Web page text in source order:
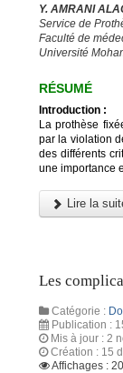
Y. AMRANI
Service de
Faculté de
Université
RÉSUMÉ
Introduction :
La prothèse
par la violation
des différents
une importance
Lire la
Les
Catégorie :
Publication :
Mis à jour : 2
Création : 15
Affichages :